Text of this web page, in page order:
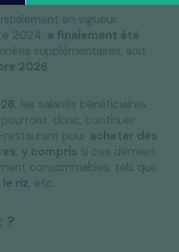
en vigueur
2024, a finalement été
supplémentaires, soit
2026
, les salariés bénéficiaires
donc, continuer
pour acheter des
, y compris si ces derniers
consommables, tels que
riz, etc.
?